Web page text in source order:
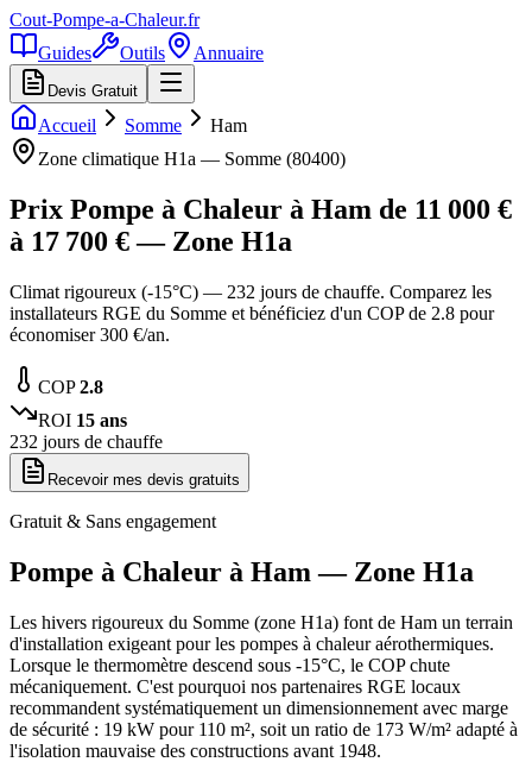
Cout-Pompe-a-Chaleur.fr
Guides
Outils Annuaire
Devis Gratuit
Accueil Somme
Ham
Zone climatique H1a — Somme (80400)
Prix Pompe à Chaleur à Ham de 11 000 €
à 17 700 € — Zone H1a
Climat rigoureux (-15°C) — 232 jours de chauffe. Comparez les
installateurs RGE du Somme et bénéficiez d'un COP de 2.8 pour
économiser 300 €/an.
COP2.8
ROI 15 ans
232 jours de chauffe
Recevoir mes devis gratuits
Gratuit & Sans engagement
Pompe à Chaleur à Ham — Zone H1a
Les hivers rigoureux du Somme (zone H1a) font de Ham un terrain
d'installation exigeant pour les pompes à chaleur aérothermiques.
Lorsque le thermomètre descend sous -15°C, le COP chute
mécaniquement. C'est pourquoi nos partenaires RGE locaux
recommandent systématiquement un dimensionnement avec marge
de sécurité : 19 kW pour 110 m², soit un ratio de 173 W/m² adapté à
l'isolation mauvaise des constructions avant 1948.